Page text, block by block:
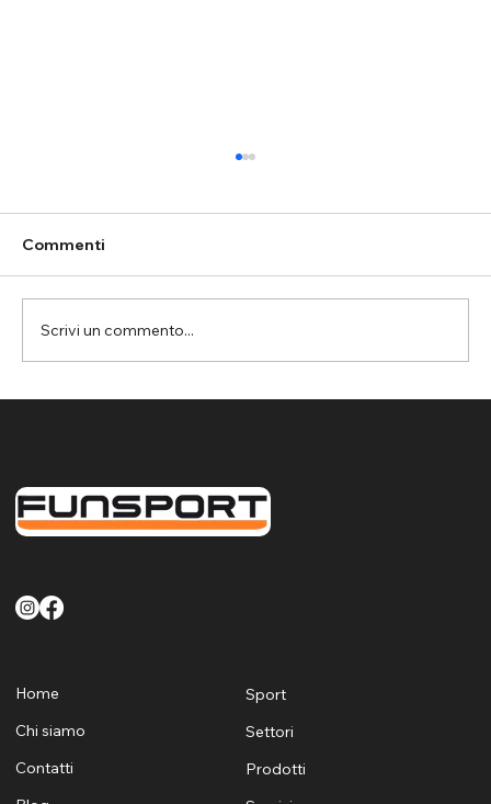
Commenti
Scrivi un commento...
Home
Chi siamo
Contatti
Sport
Settori
Prodotti